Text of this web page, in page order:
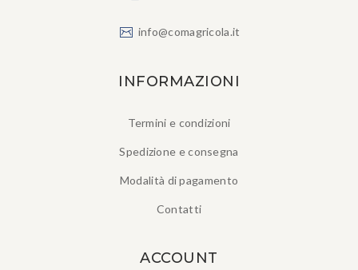
info@comagricola.it
INFORMAZIONI
Termini e condizioni
Spedizione e consegna
Modalità di pagamento
Contatti
ACCOUNT